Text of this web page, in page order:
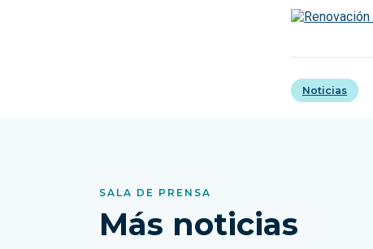
Noticias
SALA DE PRENSA
Más noticias